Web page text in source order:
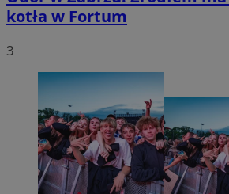
kotła w Fortum
3